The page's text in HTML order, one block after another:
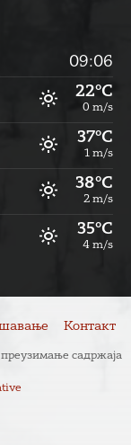
09:06
22°C
0 m/s
37°C
1 m/s
38°C
2 m/s
35°C
4 m/s
Контакт
садржаја